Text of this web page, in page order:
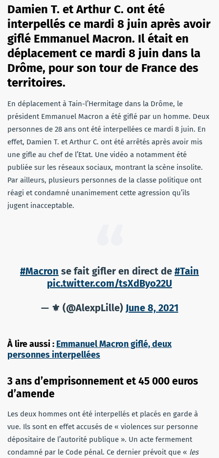
Damien T. et Arthur C. ont été
interpellés ce mardi 8 juin après avoir
giflé Emmanuel Macron. Il était en
déplacement ce mardi 8 juin dans la
Drôme, pour son tour de France des
territoires.
En déplacement à Tain-l’Hermitage dans la Drôme, le
président Emmanuel Macron a été giflé par un homme. Deux
personnes de 28 ans ont été interpellées ce mardi 8 juin. En
effet, Damien T. et Arthur C. ont été arrêtés après avoir mis
une gifle au chef de l’Etat. Une vidéo a notamment été
publiée sur les réseaux sociaux, montrant la scène insolite.
Par ailleurs, plusieurs personnes de la classe politique ont
réagi et condamné unanimement cette agression qu’ils
jugent inacceptable.
#Macron se fait gifler en direct de #Tain
pic.twitter.com/tsXdByo22U
— ⚜️ (@AlexpLille) June 8, 2021
À lire aussi : Emmanuel Macron giflé, deux
personnes interpellées
3 ans d’emprisonnement et 45 000 euros
d’amende
Les deux hommes ont été interpellés et placés en garde à
vue. Ils sont en effet accusés de « violences sur personne
dépositaire de l’autorité publique ». Un acte fermement
condamné par le Code pénal. Ce dernier prévoit que « les